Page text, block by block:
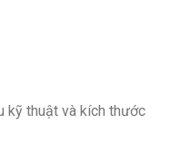
kỹ thuật và kích thước